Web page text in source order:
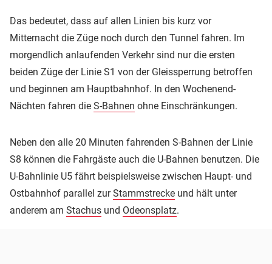
Das bedeutet, dass auf allen Linien bis kurz vor
Mitternacht die Züge noch durch den Tunnel fahren. Im
morgendlich anlaufenden Verkehr sind nur die ersten
beiden Züge der Linie S1 von der Gleissperrung betroffen
und beginnen am Hauptbahnhof. In den Wochenend-
Nächten fahren die S-Bahnen ohne Einschränkungen.
Neben den alle 20 Minuten fahrenden S-Bahnen der Linie
S8 können die Fahrgäste auch die U-Bahnen benutzen. Die
U-Bahnlinie U5 fährt beispielsweise zwischen Haupt- und
Ostbahnhof parallel zurStammstrecke und hält unter
anderem am Stachus und Odeonsplatz.